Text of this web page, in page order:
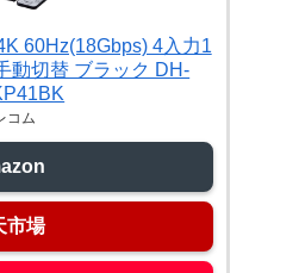
60Hz(18Gbps) 4入力1
動切替 ブラック DH-
コム
市場